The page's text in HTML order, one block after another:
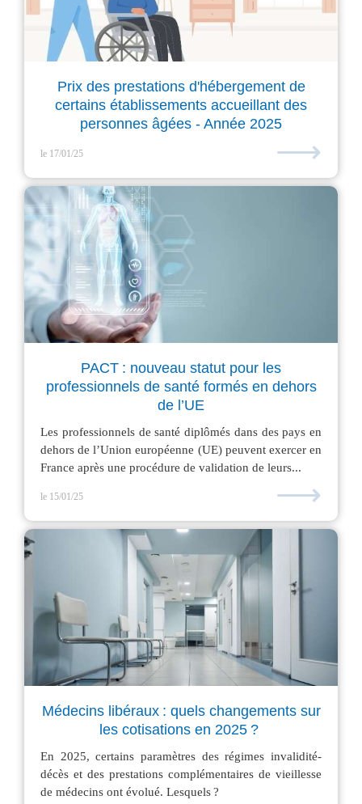
Prix des prestations d'hébergement de
certains établissements accueillant des
personnes âgées - Année 2025
le 17/01/25 ⟶
PACT : nouveau statut pour les
professionnels de santé formés en dehors
de l’UE
Les professionnels de santé diplômés dans des pays en
dehors de l’Union européenne (UE) peuvent exercer en
France après une procédure de validation de leurs...
le 15/01/25 ⟶
Médecins libéraux : quels changements sur
les cotisations en 2025 ?
En 2025, certains paramètres des régimes invalidité-
décès et des prestations complémentaires de vieillesse
de médecins ont évolué. Lesquels ?